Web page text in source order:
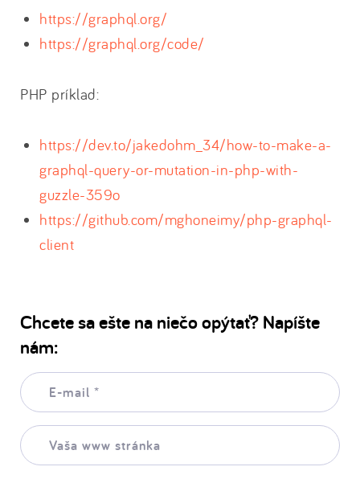
https://graphql.org/
https://graphql.org/code/
PHP príklad:
https://dev.to/jakedohm_34/how-to-make-a-
graphql-query-or-mutation-in-php-with-
guzzle-359o
https://github.com/mghoneimy/php-graphql-
client
Chcete sa ešte na niečo opýtať? Napíšte
nám:
E-
mail:
Vaša
www
stránka: